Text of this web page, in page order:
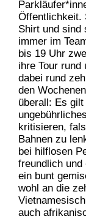
Öffentlichkeit.
Shirt und sind
immer im
bis 19 Uhr
ihre Tour rund
dabei rund
den
überall: Es
kritisieren,
Bahnen zu
bei hilflosen
freundlich
ein bunt
wohl an die
auch